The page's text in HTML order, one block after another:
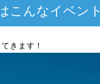
こんなイベント
きます！